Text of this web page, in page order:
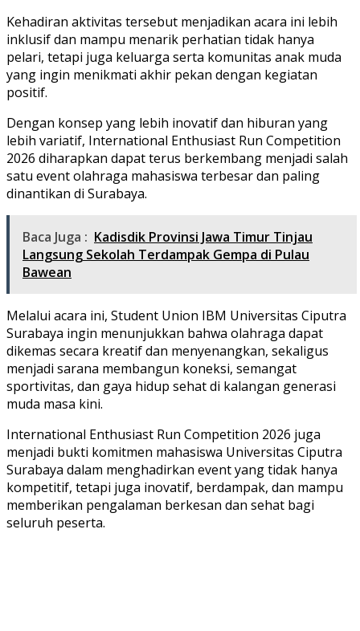
Kehadiran aktivitas tersebut menjadikan acara ini lebih
inklusif dan mampu menarik perhatian tidak hanya
pelari, tetapi juga keluarga serta komunitas anak muda
yang ingin menikmati akhir pekan dengan kegiatan
positif.
Dengan konsep yang lebih inovatif dan hiburan yang
lebih variatif, International Enthusiast Run Competition
2026 diharapkan dapat terus berkembang menjadi salah
satu event olahraga mahasiswa terbesar dan paling
dinantikan di Surabaya.
Baca Juga : Kadisdik Provinsi Jawa Timur Tinjau
Langsung Sekolah Terdampak Gempa di Pulau
Bawean
Melalui acara ini, Student Union IBM Universitas Ciputra
Surabaya ingin menunjukkan bahwa olahraga dapat
dikemas secara kreatif dan menyenangkan, sekaligus
menjadi sarana membangun koneksi, semangat
sportivitas, dan gaya hidup sehat di kalangan generasi
muda masa kini.
International Enthusiast Run Competition 2026 juga
menjadi bukti komitmen mahasiswa Universitas Ciputra
Surabaya dalam menghadirkan event yang tidak hanya
kompetitif, tetapi juga inovatif, berdampak, dan mampu
memberikan pengalaman berkesan dan sehat bagi
seluruh peserta.